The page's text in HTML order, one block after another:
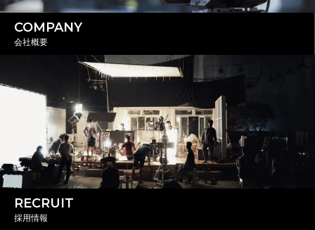
COMPANY
会社概要
RECRUIT
採用情報